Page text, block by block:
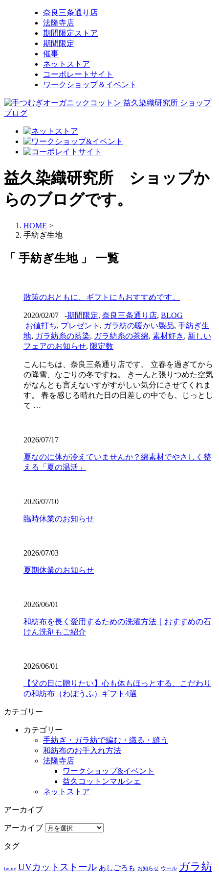
奈良三条通り店
法隆寺店
期間限定ストア
期間限定
催事
ネットストア
コーポレートサイト
ワークショップ＆イベント
益久染織研究所 ショップか
らのブログです。
HOME >
手紡ぎ生地
「 手紡ぎ生地 」 一覧
散策のおともに、ギフトにもおすすめです。
2020/02/07 -期間限定, 奈良三条通り店, BLOG
お値打ち, プレゼント , ガラ紡の暖かい製品, 手紡ぎ生
地, ガラ紡糸の藍染, ガラ紡糸の茶綿, 素材好き , 新しい
フェアのお知らせ, 限定数
こんにちは、奈良三条通り店です。 立春を過ぎてから
の降雪、なごりの冬ですね。 きーんと張りつめた空気
がなんとも言えないすがすがしい気分にさせてくれま
す。 春を感じる晴れた日の日差しの中でも、じっとし
て …
2026/07/17
夏なのに体が冷えていませんか？綿素材でやさしく整
える「夏の温活」
2026/07/10
臨時休業のお知らせ
2026/07/03
夏期休業のお知らせ
2026/06/01
和紡布を長く愛用するための洗濯方法｜おすすめの石
けん洗剤もご紹介
2026/06/01
【父の日に贈りたい】心も体もほっとする、こだわり
の和紡布（わぼうふ）ギフト4選
カテゴリー
カテゴリー
手紡ぎ・ガラ紡で編む・織る・縫う
和紡布のお手入れ方法
法隆寺店
ワークショップ&イベント
益久コットンマルシェ
ネットストア
アーカイブ
アーカイブ
タグ
twine UVカットストール あしごろも お知らせ ウール ガラ紡